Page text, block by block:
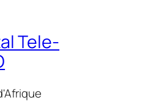
Tele-